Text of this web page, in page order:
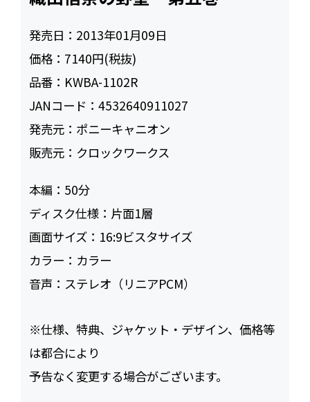
発売日： 2013年01月09日
価格： 7140円(税抜)
品番： KWBA-1102R
JANコード：4532640911027
発売元： ポニーキャニオン
販売元： クロックワークス
本編： 50
ディスク仕様： 片面1層
画面サイズ： 16:9ビスタサイズ
カラー： カラー
音声： ステレオ（リニアPCM）
※仕様、特典、ジャケット・デザイン、価格等
は都合により
予告なく変更する場合がございます。